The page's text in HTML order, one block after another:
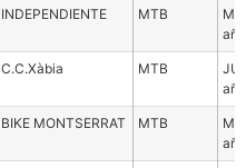
INDEPENDIENTE MTB
C.C.Xàbia MTB
BIKE MONTSERRAT MTB